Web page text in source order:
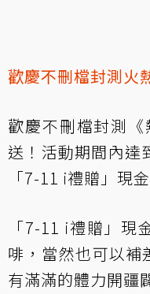
歡慶不刪檔封測火
歡慶不刪檔封測
送！活動期間內達
「7-11 i禮贈」現
「7-11 i禮贈」現
啡，當然也可以補
有滿滿的體力開疆